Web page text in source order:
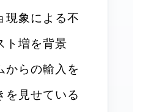
現象による不
ト増を背景
からの輸入を
を見せている